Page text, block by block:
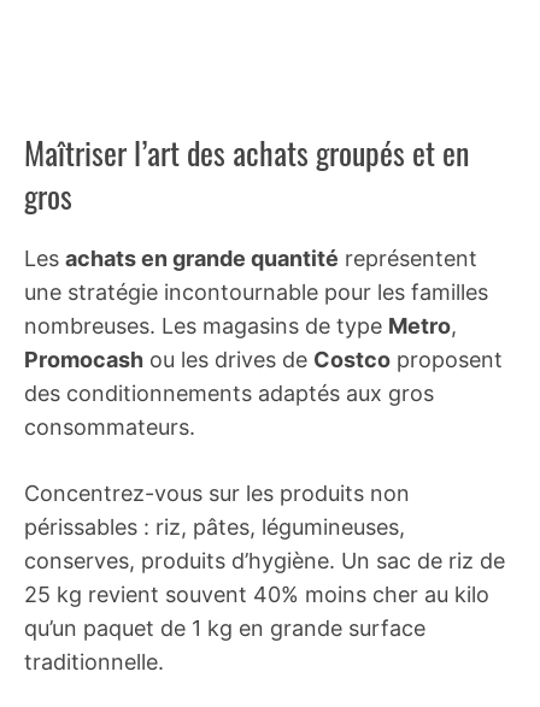
Maîtriser l’art des achats groupés et en
gros
Les achats en grande quantité représentent
une stratégie incontournable pour les familles
nombreuses. Les magasins de type Metro,
Promocash ou les drives de Costco proposent
des conditionnements adaptés aux gros
consommateurs.
Concentrez-vous sur les produits non
périssables : riz, pâtes, légumineuses,
conserves, produits d’hygiène. Un sac de riz de
25 kg revient souvent 40% moins cher au kilo
qu’un paquet de 1 kg en grande surface
traditionnelle.